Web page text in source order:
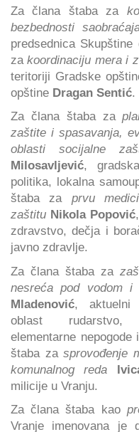
Za člana štaba za
bezbednosti
predsednica
zakoordinaciju mera i
teritoriji Gradske
opštine Dragan Sentić.
Za člana štaba za
zaštite i spasavanja,
oblasti socijalne
Milosavljević,
politika, lokalna
štaba za prvu
zaštitu Nikola Popović
zdravstvo, dečja i
javno zdravlje.
Za člana štaba za
nesreća pod vodom i
Mladenović, aktuelni
oblast rudarstvo,
elementarne
štaba zasprovođenje
komunalnog reda
milicije u Vranju.
Za člana štaba kao
Vranje imenovana je